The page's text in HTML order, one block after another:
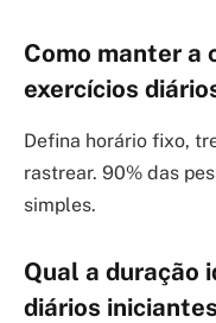
Como manter a
exercícios
Defina horário fixo,
rastrear. 90% das
simples.
Qual a duração
diários